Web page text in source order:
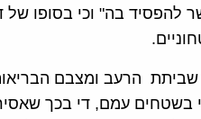
להפסיד בה" וכי בסופו
שביתת הרעב ומצבם
בשטחים עמם, די בכך